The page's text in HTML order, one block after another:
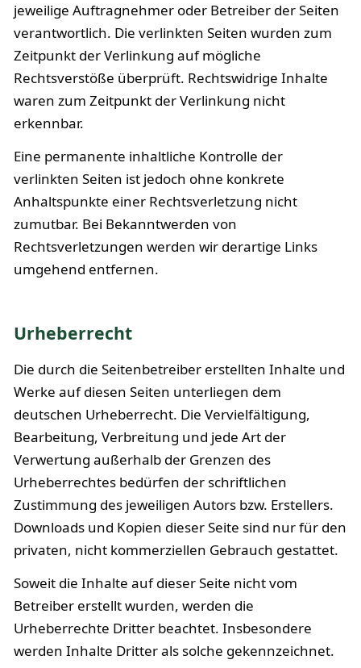
jeweilige Auftragnehmer oder Betreiber der Seiten
verantwortlich. Die verlinkten Seiten wurden zum
Zeitpunkt der Verlinkung auf mögliche
Rechtsverstöße überprüft. Rechtswidrige Inhalte
waren zum Zeitpunkt der Verlinkung nicht
erkennbar.
Eine permanente inhaltliche Kontrolle der
verlinkten Seiten ist jedoch ohne konkrete
Anhaltspunkte einer Rechtsverletzung nicht
zumutbar. Bei Bekanntwerden von
Rechtsverletzungen werden wir derartige Links
umgehend entfernen.
Urheberrecht
Die durch die Seitenbetreiber erstellten Inhalte und
Werke auf diesen Seiten unterliegen dem
deutschen Urheberrecht. Die Vervielfältigung,
Bearbeitung, Verbreitung und jede Art der
Verwertung außerhalb der Grenzen des
Urheberrechtes bedürfen der schriftlichen
Zustimmung des jeweiligen Autors bzw. Erstellers.
Downloads und Kopien dieser Seite sind nur für den
privaten, nicht kommerziellen Gebrauch gestattet.
Soweit die Inhalte auf dieser Seite nicht vom
Betreiber erstellt wurden, werden die
Urheberrechte Dritter beachtet. Insbesondere
werden Inhalte Dritter als solche gekennzeichnet.